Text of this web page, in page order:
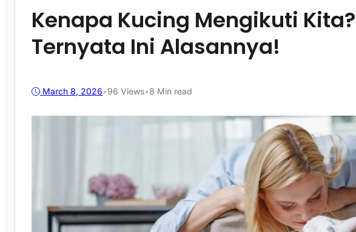
Kenapa Kucing Mengikuti Kita?
Ternyata Ini Alasannya!
March 8, 2026•96 Views•8 Min read